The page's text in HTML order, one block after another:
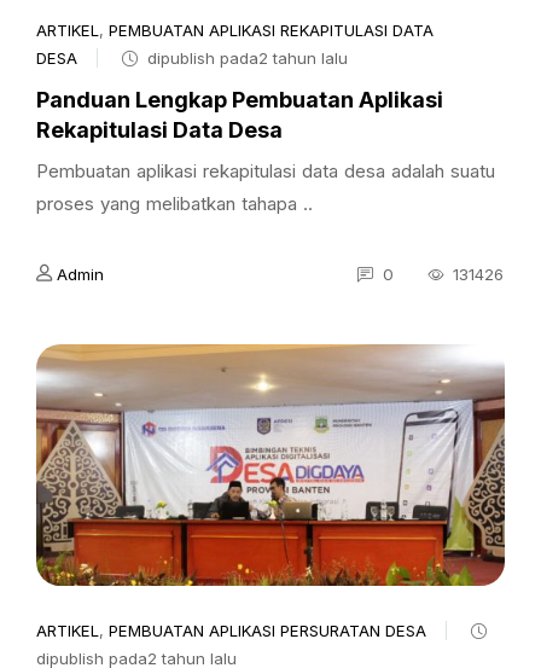
ARTIKEL , PEMBUATAN APLIKASI REKAPITULASI DATA
DESA
dipublish pada2 tahun lalu
Panduan Lengkap Pembuatan Aplikasi
Rekapitulasi Data Desa
Pembuatan aplikasi rekapitulasi data desa adalah suatu
proses yang melibatkan tahapa ..
Admin 0 131426
ARTIKEL , PEMBUATAN APLIKASI PERSURATAN DESA
dipublish pada2 tahun lalu